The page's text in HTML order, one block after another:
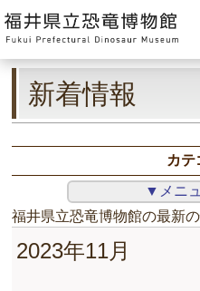
新着情報
カテ
▼メニ
福井県立恐竜博物館の最新
2023年11月